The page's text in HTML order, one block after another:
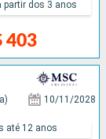
403
partir dos 3 anos
10/11/2028
até 12 anos